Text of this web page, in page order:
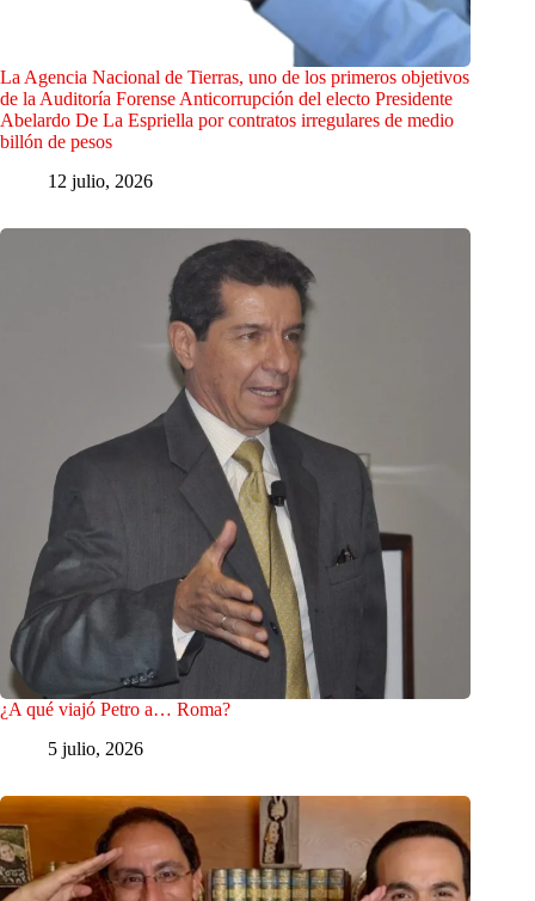
La Agencia Nacional de Tierras, uno de los primeros objetivos
de la Auditoría Forense Anticorrupción del electo Presidente
Abelardo De La Espriella por contratos irregulares de medio
billón de pesos
12 julio, 2026
¿A qué viajó Petro a… Roma?
5 julio, 2026